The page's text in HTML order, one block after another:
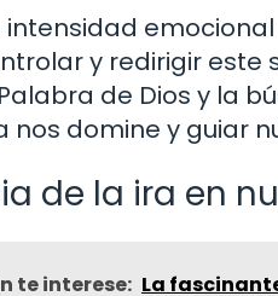
intensidad
y redirigir este
de Dios y la
nos domine y guiar
de la ira en
te interese: La